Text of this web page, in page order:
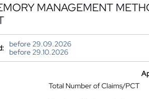
MANAGEMENT
before 29.09.2026
before 29.10.2026
Total Number of Claims/PCT